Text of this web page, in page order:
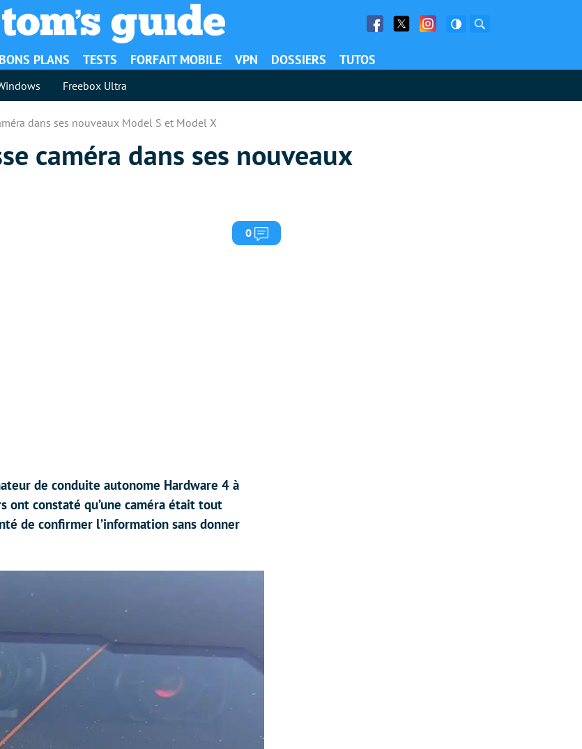
Facebook
Twitter Facebook
BONS PLANS TESTS FORFAIT MOBILE VPN DOSSIERS TUTOS
Freebox Ultra
dans ses nouveaux Model S et Model X
caméra dans ses nouveaux
0 Commentaires
de conduite autonome Hardware 4 à
ont constaté qu’une caméra était tout
de confirmer l’information sans donner